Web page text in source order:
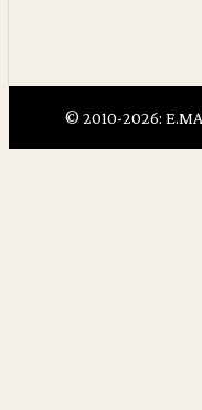
© 2010-2026: